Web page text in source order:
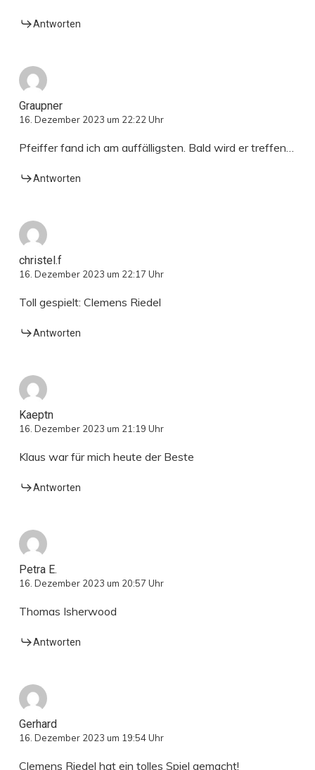
Antworten
Graupner
16. Dezember 2023 um 22:22 Uhr
Pfeiffer fand ich am auffälligsten. Bald wird er treffen…
Antworten
christel.f
16. Dezember 2023 um 22:17 Uhr
Toll gespielt: Clemens Riedel
Antworten
Kaeptn
16. Dezember 2023 um 21:19 Uhr
Klaus war für mich heute der Beste
Antworten
Petra E.
16. Dezember 2023 um 20:57 Uhr
Thomas Isherwood
Antworten
Gerhard
16. Dezember 2023 um 19:54 Uhr
Clemens Riedel hat ein tolles Spiel gemacht!